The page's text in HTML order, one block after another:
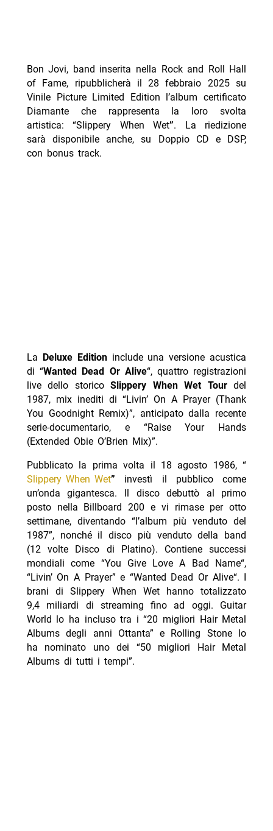
Bon Jovi, band inserita nella Rock and Roll Hall
of Fame, ripubblicherà il 28 febbraio 2025 su
Vinile Picture Limited Edition l’album certificato
Diamante che rappresenta la loro svolta
artistica: “Slippery When Wet”. La riedizione
sarà disponibile anche, su Doppio CD e DSP,
con bonus track.
La Deluxe Editioninclude una versione acustica
di “Wanted Dead Or Alive“, quattro registrazioni
live dello storicoSlippery When Wet Tourdel
1987, mix inediti di “Livin’ On A Prayer (Thank
You Goodnight Remix)”, anticipato dalla recente
serie-documentario, e “Raise Your Hands
(Extended Obie O’Brien Mix)”.
Pubblicato la prima volta il 18 agosto 1986, “
Slippery When Wet”
investì il pubblico come
un’onda gigantesca. Il disco debuttò al primo
posto nella Billboard 200 e vi rimase per otto
settimane, diventando “l’album più venduto del
1987”, nonché il disco più venduto della band
(12 volte Disco di Platino). Contiene successi
mondiali come “You Give Love A Bad Name“,
“Livin’ On A Prayer” e “Wanted Dead Or Alive“. I
brani diSlippery When Wethanno totalizzato
9,4 miliardi di streaming fino ad oggi. Guitar
World lo ha incluso tra i “20 migliori Hair Metal
Albums degli anni Ottanta” e Rolling Stone lo
ha nominato uno dei “50 migliori Hair Metal
Albums di tutti i tempi”.